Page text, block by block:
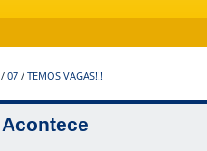
/ 07 / TEMOS VAGAS!!!
Acontece